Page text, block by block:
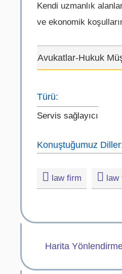
Kendi uzmanlık
ve ekonomik
Avukatlar-Hukuk
Türü:
Servis sağlayıcı
Konuştuğumuz
law firm law
Harita